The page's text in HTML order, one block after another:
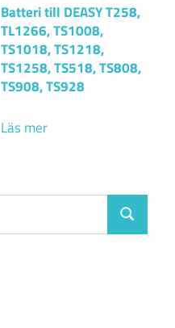
Batteri till DEASY T258,
TL1266, TS1008,
TS1018, TS1218,
TS1258, TS518, TS808,
TS908, TS928
Läs mer
Sök